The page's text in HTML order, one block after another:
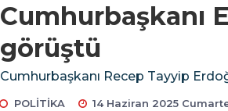
Cumhurbaşkanı
görüştü
Cumhurbaşkanı Recep Tayyip
POLİTİKA 14 Haziran 2025